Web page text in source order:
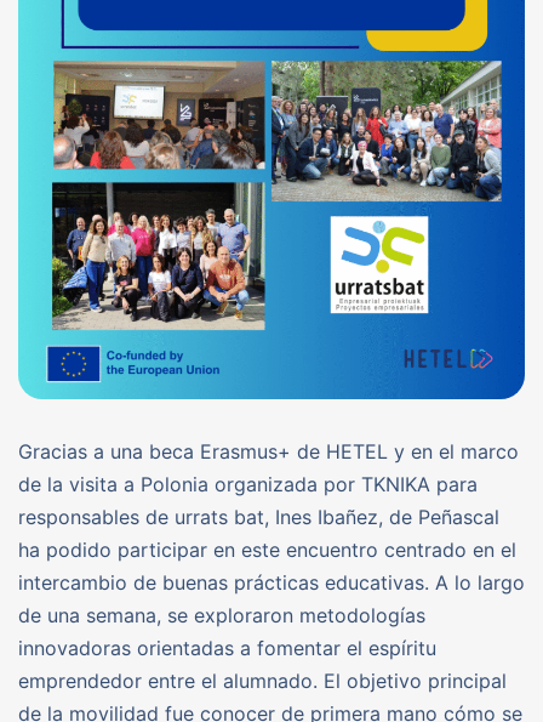
Gracias a una beca Erasmus+ de HETEL y en el marco
de la visita a Polonia organizada por TKNIKA para
responsables de urrats bat, Ines Ibañez, de Peñascal
ha podido participar en este encuentro centrado en el
intercambio de buenas prácticas educativas. A lo largo
de una semana, se exploraron metodologías
innovadoras orientadas a fomentar el espíritu
emprendedor entre el alumnado. El objetivo principal
de la movilidad fue conocer de primera mano cómo se